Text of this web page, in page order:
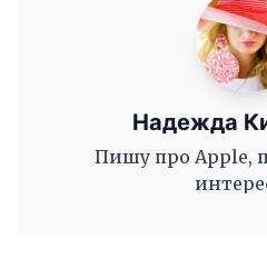
Надежда
Пишу про Apple,